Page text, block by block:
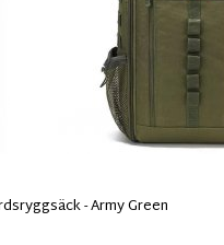
- Army Green